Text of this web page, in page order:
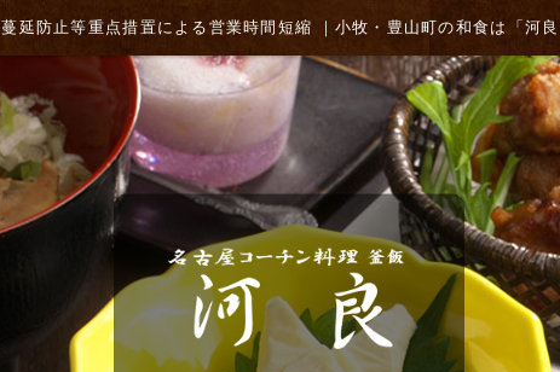
蔓延防止等重点措置による営業時間短縮 ｜小牧・豊山町の和食は「河